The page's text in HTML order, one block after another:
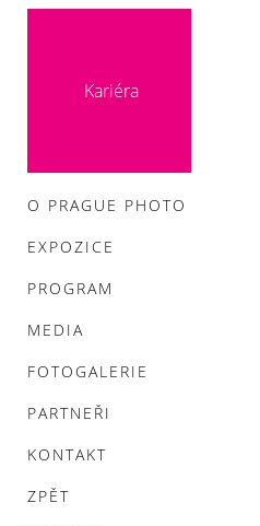
Kariéra
O PRAGUE PHOTO
EXPOZICE
PROGRAM
MEDIA
FOTOGALERIE
PARTNEŘI
KONTAKT
ZPĚT